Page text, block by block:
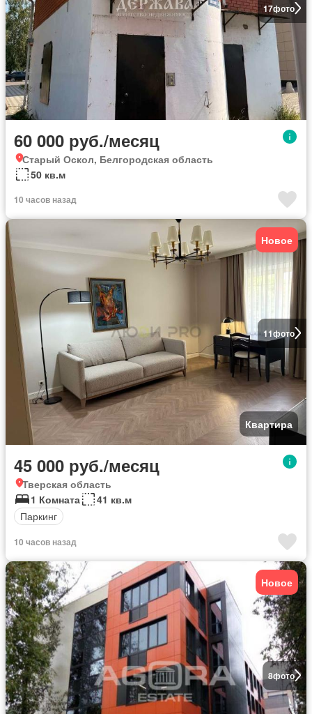
17фото
60 000 руб./месяц
Старый Оскол, Белгородская область
50 кв.м
10 часов назад
11фото
Новое
Квартира
45 000 руб./месяц
Тверская область
1 Комната
41 кв.м
Паркинг
10 часов назад
8фото
Новое